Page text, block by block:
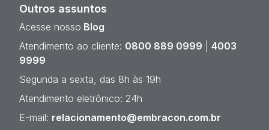
Outros assuntos
Acesse nosso Blog
Atendimento ao cliente: 0800 889 0999
4003
9999
Segunda a sexta, das 8h às 19h
Atendimento eletrônico: 24h
E-mail: relacionamento@embracon.com.br